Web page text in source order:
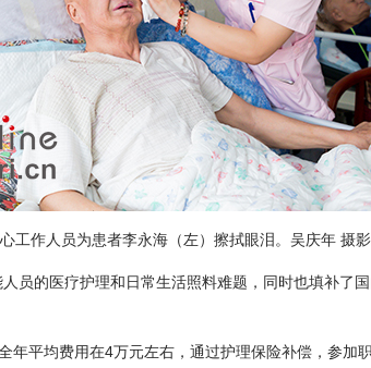
工作人员为患者李永海（左）擦拭眼泪。吴庆年 摄影
的医疗护理和日常生活照料难题，同时也填补了国
平均费用在4万元左右，通过护理保险补偿，参加